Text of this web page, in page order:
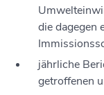
die dagegen
jährliche
getroffenen